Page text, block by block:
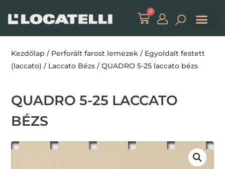
0
Kezdőlap / Perforált farost lemezek / Egyoldalt festett
(laccato) / Laccato Bézs / QUADRO 5-25 laccato bézs
QUADRO 5-25 LACCATO
BÉZS